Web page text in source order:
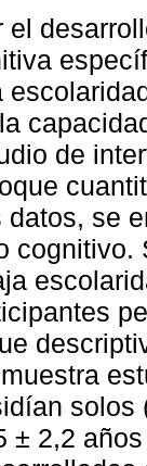
el
de
se
cognitivo.
solos
± 2,2